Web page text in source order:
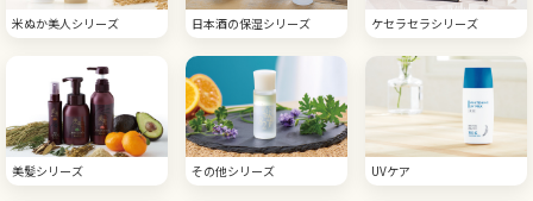
米ぬか美人シリーズ 日本酒の保湿シリーズ ケセラセラシリーズ
美髪シリーズ その他シリーズ UVケア